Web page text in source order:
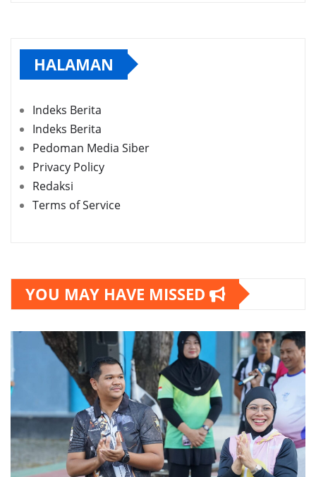
HALAMAN
Indeks Berita
Indeks Berita
Pedoman Media Siber
Privacy Policy
Redaksi
Terms of Service
YOU MAY HAVE MISSED